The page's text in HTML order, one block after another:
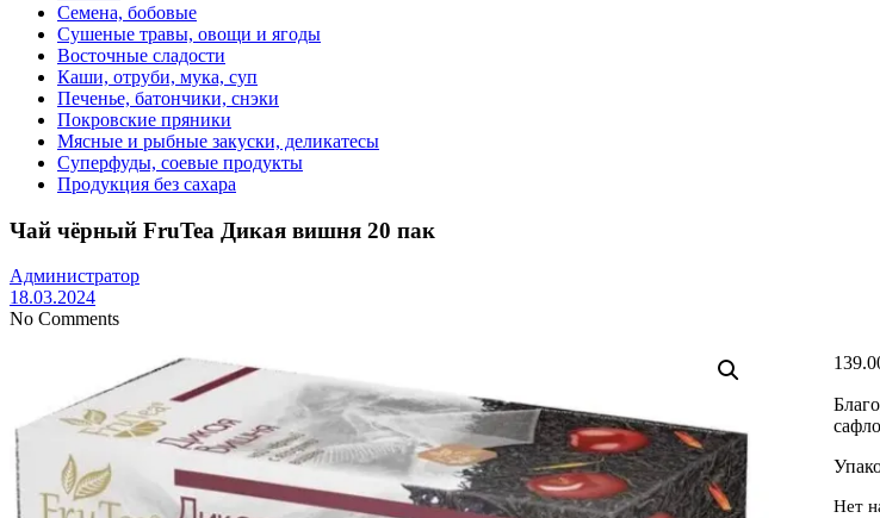
Семена, бобовые
Сушеные травы, овощи и ягоды
Восточные сладости
Каши, отруби, мука, суп
Печенье, батончики, снэки
Покровские пряники
Мясные и рыбные закуски, деликатесы
Суперфуды, соевые продукты
Продукция без сахара
Чай чёрный FruTea Дикая вишня 20 пак
Администратор
18.03.2024
No Comments
Нет